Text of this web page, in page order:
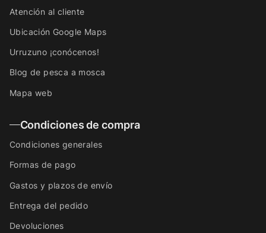
Atención al cliente
Ubicación Google Maps
Urruzuno ¡conócenos!
Blog de pesca a mosca
Mapa web
Condiciones de compra
Condiciones generales
Formas de pago
Gastos y plazos de envío
Entrega del pedido
Devoluciones